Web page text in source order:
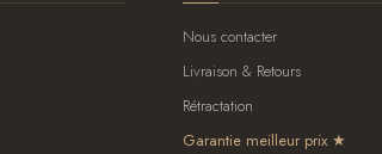
Nous contacter
Livraison & Retours
Rétractation
Garantie meilleur prix